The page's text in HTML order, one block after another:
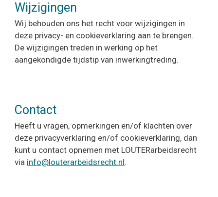
Wijzigingen
Wij behouden ons het recht voor wijzigingen in
deze privacy- en cookieverklaring aan te brengen.
De wijzigingen treden in werking op het
aangekondigde tijdstip van inwerkingtreding.
Contact
Heeft u vragen, opmerkingen en/of klachten over
deze privacyverklaring en/of cookieverklaring, dan
kunt u contact opnemen met LOUTERarbeidsrecht
via info@louterarbeidsrecht.nl.